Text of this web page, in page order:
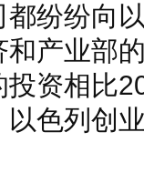
纷纷向
和产业部
投资相比
以色列创